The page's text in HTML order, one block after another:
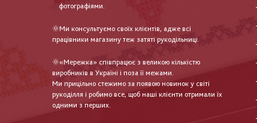
фотографіями.
🌞Ми консультуємо своїх клієнтів, адже всі
працівники магазину теж затяті рукодільниці.
🌞«Мережка» співпрацює з великою кількістю
виробників в Україні і поза її межами.
Ми прицільно стежимо за появою новинок у світі
рукоділля і робимо все, щоб наші клієнти отримали їх
одними з перших.